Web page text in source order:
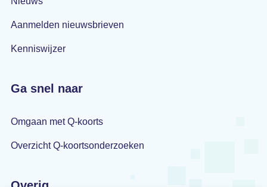
Aanmelden nieuwsbrieven
Kenniswijzer
Ga snel naar
Omgaan met Q-koorts
Overzicht Q-koortsonderzoeken